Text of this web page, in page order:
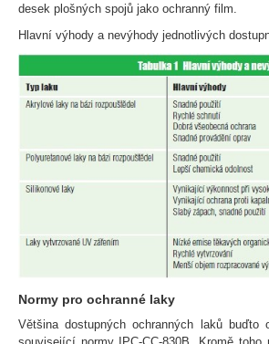
desek plošných spojů jako ochranný film.
Hlavní výhody a nevýhody jednotlivých
Normy pro ochranné laky
Většina dostupných ochranných laků buďto